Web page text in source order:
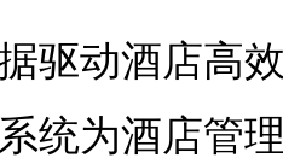
驱动酒店高
统为酒店管